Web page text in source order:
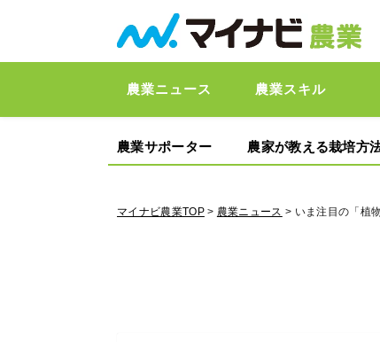
農業ニュース 農業スキル
農業サポーター 農家が教える栽培方
マイナビ農業TOP> 農業ニュース > いま注目の「植